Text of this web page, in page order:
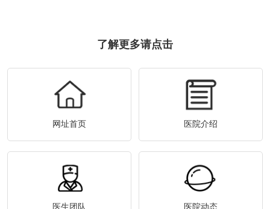
了解更多请点击
网址首页 医院介绍
医生团队 医院动态